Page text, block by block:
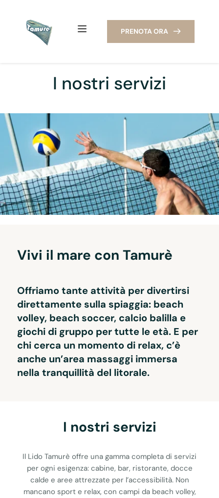
PRENOTA ORA
I nostri servizi
Vivi il mare con Tamurè
Offriamo tante attività per divertirsi
direttamente sulla spiaggia: beach
volley, beach soccer, calcio balilla e
giochi di gruppo per tutte le età. E per
chi cerca un momento di relax, c’è
anche un’area massaggi immersa
nella tranquillità del litorale.
I nostri servizi
Il Lido Tamurè offre una gamma completa di servizi
per ogni esigenza: cabine, bar, ristorante, docce
calde e aree attrezzate per l’accessibilità. Non
mancano sport e relax, con campi da beach volley,